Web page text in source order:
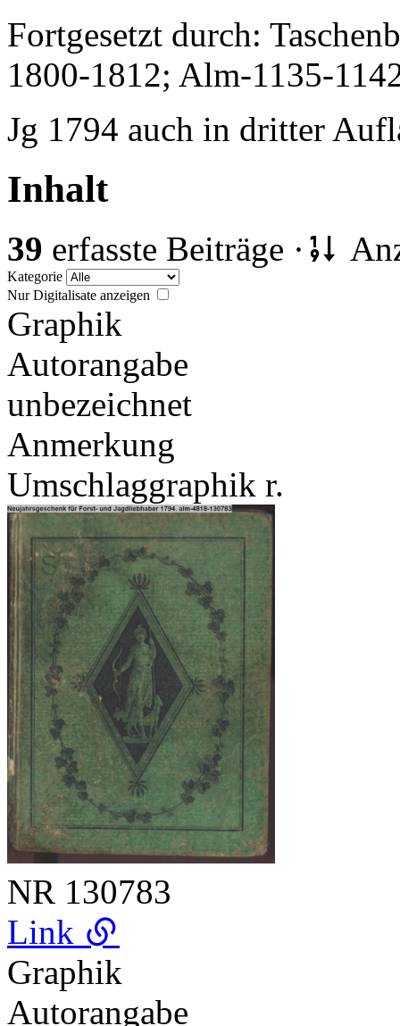
Fortgesetzt durch:
1800-1812; Alm-1135-
Jg 1794 auch in dritter
Inhalt
39 erfasste Beiträge ·
Kategorie
Nur Digitalisate anzeigen
Graphik
Autorangabe
unbezeichnet
Anmerkung
Umschlaggraphik r.
NR 130783
Link
Graphik
Autorangabe